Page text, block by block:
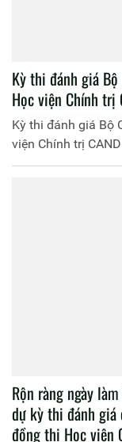
Kỳ thi đánh giá
Học viện Chính trị
Kỳ thi đánh giá Bộ
viện Chính trị
Rộn ràng ngày
dự kỳ thi đánh giá
đồng thi Học viện